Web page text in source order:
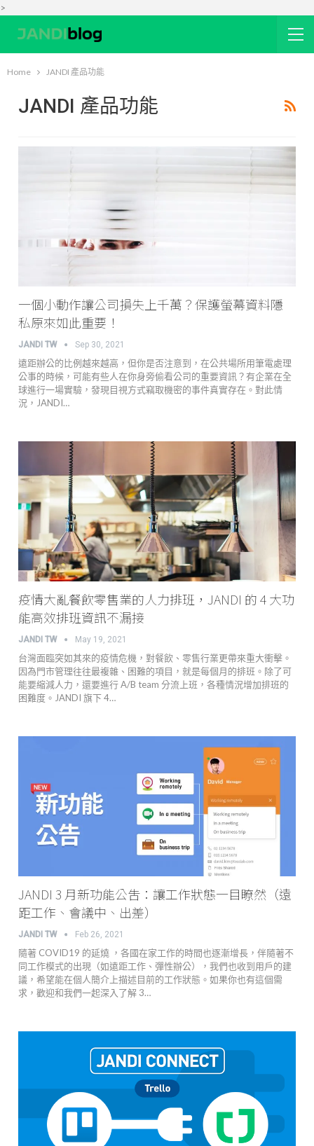
>
Home JANDI 產品功能
JANDI 產品功能
一個小動作讓公司損失上千萬？保護螢幕資料隱
私原來如此重要！
JANDI TW Sep 30, 2021
遠距辦公的比例越來越高，但你是否注意到，在公共場所用筆電處理
公事的時候，可能有些人在你身旁偷看公司的重要資訊？有企業在全
球進行一場實驗，發現目視方式竊取機密的事件真實存在。對此情
況，JANDI…
疫情大亂餐飲零售業的人力排班，JANDI 的 4 大功
能高效排班資訊不漏接
JANDI TW May 19, 2021
台灣面臨突如其來的疫情危機，對餐飲、零售行業更帶來重大衝擊。
因為門市管理往往最複雜、困難的項目，就是每個月的排班。除了可
能要縮減人力，還要進行 A/B team 分流上班，各種情況增加排班的
困難度。JANDI 旗下 4…
JANDI 3 月新功能公吿：讓工作狀態一目瞭然（遠
距工作、會議中、出差）
JANDI TW Feb 26, 2021
隨著 COVID19 的延燒 ，各國在家工作的時間也逐漸增長，伴隨著不
同工作模式的出現（如遠距工作、彈性辦公），我們也收到用戶的建
議，希望能在個人簡介上描述目前的工作狀態。如果你也有這個需
求，歡迎和我們一起深入了解 3…